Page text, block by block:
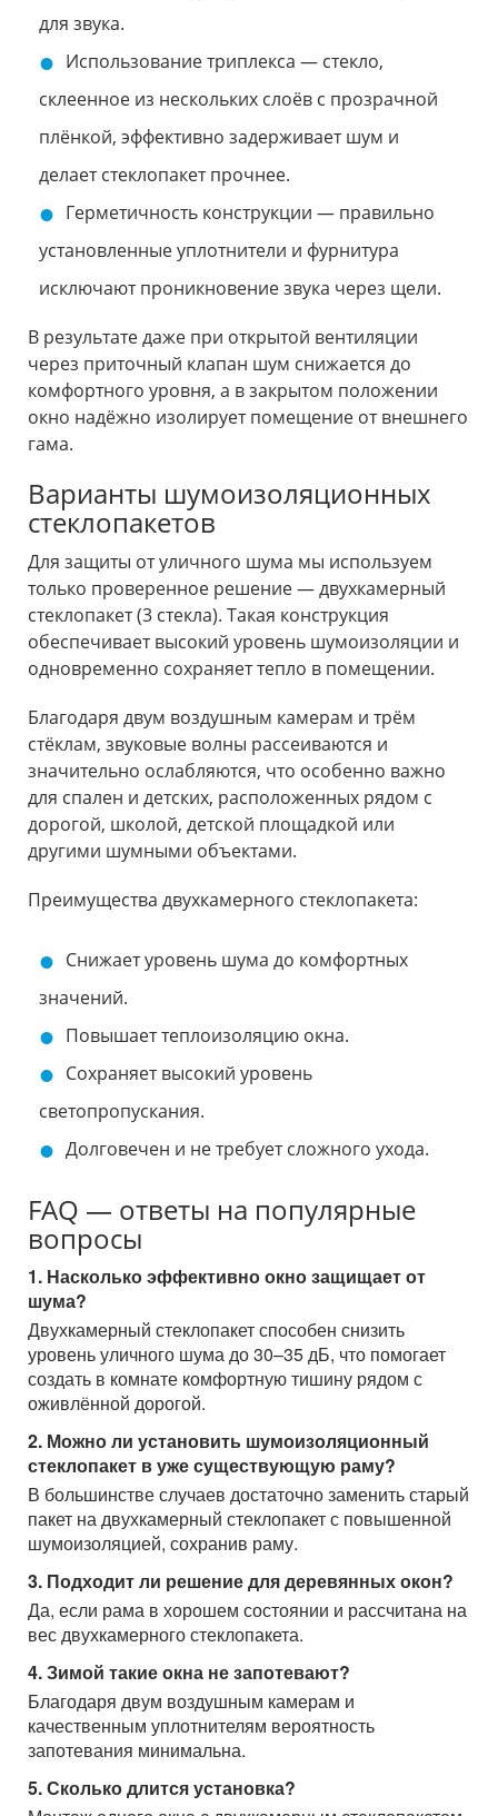
для звука.
Использование триплекса — стекло,
склеенное из нескольких слоёв с прозрачной
плёнкой, эффективно задерживает шум и
делает стеклопакет прочнее.
Герметичность конструкции — правильно
установленные уплотнители и фурнитура
исключают проникновение звука через щели.
В результате даже при открытой вентиляции
через приточный клапан шум снижается до
комфортного уровня, а в закрытом положении
окно надёжно изолирует помещение от внешнего
гама.
Варианты шумоизоляционных
стеклопакетов
Для защиты от уличного шума мы используем
только проверенное решение — двухкамерный
стеклопакет (3 стекла). Такая конструкция
обеспечивает высокий уровень шумоизоляции и
одновременно сохраняет тепло в помещении.
Благодаря двум воздушным камерам и трём
стёклам, звуковые волны рассеиваются и
значительно ослабляются, что особенно важно
для спален и детских, расположенных рядом с
дорогой, школой, детской площадкой или
другими шумными объектами.
Преимущества двухкамерного стеклопакета:
Снижает уровень шума до комфортных
значений.
Повышает теплоизоляцию окна.
Сохраняет высокий уровень
светопропускания.
Долговечен и не требует сложного ухода.
FAQ — ответы на популярные
вопросы
1. Насколько эффективно окно защищает от
шума?
Двухкамерный стеклопакет способен снизить
уровень уличного шума до 30–35 дБ, что помогает
создать в комнате комфортную тишину рядом с
оживлённой дорогой.
2. Можно ли установить шумоизоляционный
стеклопакет в уже существующую раму?
В большинстве случаев достаточно заменить старый
пакет на двухкамерный стеклопакет с повышенной
шумоизоляцией, сохранив раму.
3. Подходит ли решение для деревянных окон?
Да, если рама в хорошем состоянии и рассчитана на
вес двухкамерного стеклопакета.
4. Зимой такие окна не запотевают?
Благодаря двум воздушным камерам и
качественным уплотнителям вероятность
запотевания минимальна.
5. Сколько длится установка?